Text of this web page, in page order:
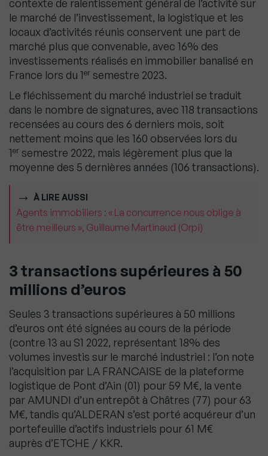
contexte de ralentissement général de l’activité sur
le marché de l’investissement, la logistique et les
locaux d’activités réunis conservent une part de
marché plus que convenable, avec 16% des
investissements réalisés en immobilier banalisé en
France lors du 1er semestre 2023.
Le fléchissement du marché industriel se traduit
dans le nombre de signatures, avec 118 transactions
recensées au cours des 6 derniers mois, soit
nettement moins que les 160 observées lors du
1er semestre 2022, mais légèrement plus que la
moyenne des 5 dernières années (106 transactions).
À LIRE AUSSI
Agents immobiliers : « La concurrence nous oblige à
être meilleurs », Guillaume Martinaud (Orpi)
3 transactions supérieures à 50
millions d’euros
Seules 3 transactions supérieures à 50 millions
d’euros ont été signées au cours de la période
(contre 13 au S1 2022, représentant 18% des
volumes investis sur le marché industriel : l’on note
l’acquisition par LA FRANCAISE de la plateforme
logistique de Pont d’Ain (01) pour 59 M€, la vente
par AMUNDI d’un entrepôt à Châtres (77) pour 63
M€, tandis qu’ALDERAN s’est porté acquéreur d’un
portefeuille d’actifs industriels pour 61 M€
auprès d’ETCHE / KKR.